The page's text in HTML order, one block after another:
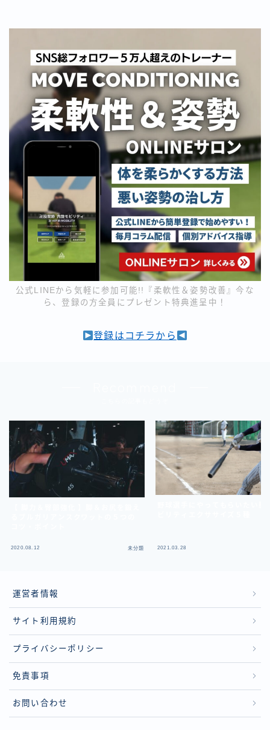
公式LINEから気軽に参加可能!!『柔軟性＆姿勢改善』今な
ら、登録の方全員にプレゼント特典進呈中！
登録はコチラから
2020.08.12 未分類 2021.03.28
運営者情報
サイト利用規約
プライバシーポリシー
免責事項
お問い合わせ